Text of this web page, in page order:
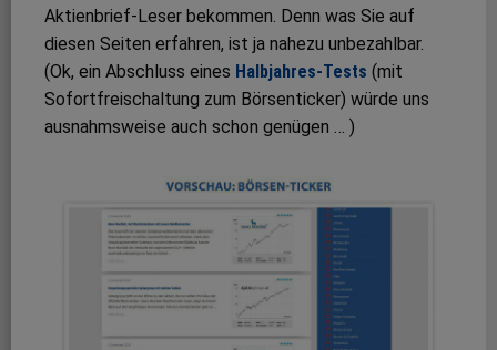
Aktienbrief-Leser bekommen. Denn was Sie auf
diesen Seiten erfahren, ist ja nahezu unbezahlbar.
(Ok, ein Abschluss eines Halbjahres-Tests (mit
Sofortfreischaltung zum Börsenticker) würde uns
ausnahmsweise auch schon genügen … )